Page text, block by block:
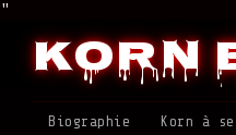
"
Korn
Biographie Korn à